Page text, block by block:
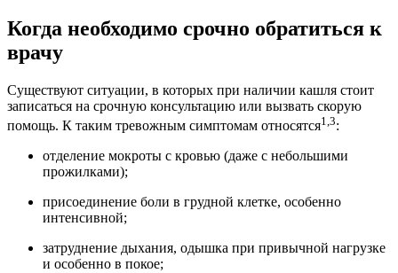
Когда необходимо срочно обратиться к
врачу
Существуют ситуации, в которых при наличии кашля стоит
записаться на срочную консультацию или вызвать скорую
помощь. К таким тревожным симптомам относятся1,3:
отделение мокроты с кровью (даже с небольшими
прожилками);
присоединение боли в грудной клетке, особенно
интенсивной;
затруднение дыхания, одышка при привычной нагрузке
и особенно в покое;